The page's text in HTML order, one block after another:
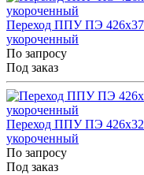
Переход ППУ ПЭ
укороченный
По запросу
Под заказ
Переход ППУ ПЭ
укороченный
По запросу
Под заказ